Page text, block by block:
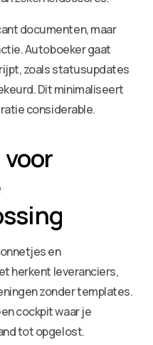
documenten, maar
Autoboeker gaat
zoals statusupdates
Dit minimaliseert
considerable.
en
herkent leveranciers,
zonder templates.
cockpit waar je
tot opgelost.